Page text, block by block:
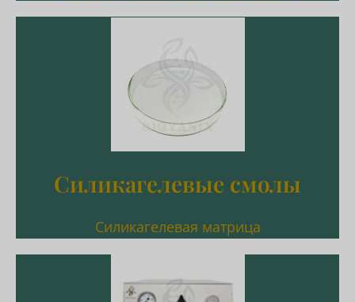
Силикагелевые смолы
Силикагелевая матрица
Силикагелевые смолы
C18/C8/SiO2/NH2/CN/фенил/диол